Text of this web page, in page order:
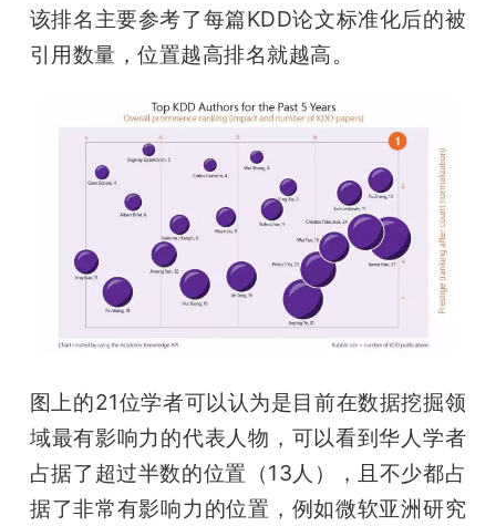
该排名主要参考了每篇KDD论文标准化后的被
引用数量，位置越高排名就越高。
图上的21位学者可以认为是目前在数据挖掘领
域最有影响力的代表人物，可以看到华人学者
占据了超过半数的位置（13人），且不少都占
据了非常有影响力的位置，例如微软亚洲研究